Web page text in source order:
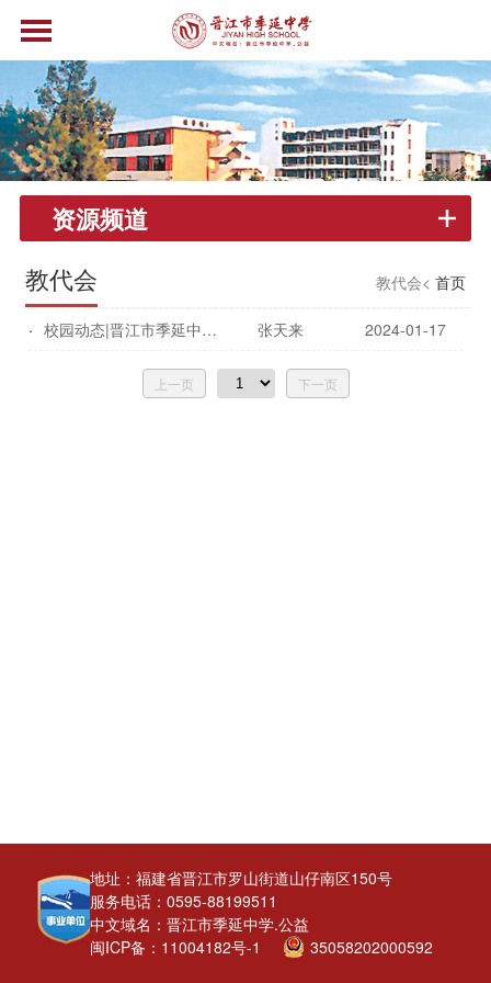
资源频道
教代会 教代会<首页
校园动态|晋江市季延中学第十届教代会、工代会第二次会议顺利召开 张天来 2024-01-17
上一页 下一页
地址：福建省晋江市罗山街道山仔南区150号
服务电话：0595-88199511
中文域名：晋江市季延中学.公益
闽ICP备：11004182号-1
35058202000592